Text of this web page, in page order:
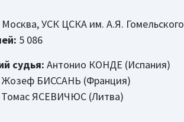
Москва, УСК ЦСКА им. А.Я. Гомельского
5 086
судья: Антонио КОНДЕ (Испания)
Жозеф БИССАНЬ (Франция)
Томас ЯСЕВИЧЮС (Литва)